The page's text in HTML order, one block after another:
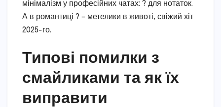
мінімалізм у професійних чатах: ? для нотаток.
А в романтиці ? – метелики в животі, свіжий хіт
2025-го.
Типові помилки з
смайликами та як їх
виправити